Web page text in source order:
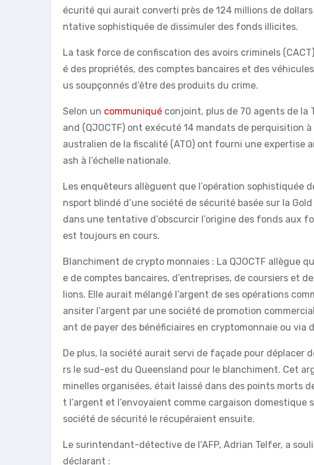
écurité qui aurait converti près de 124 millions de
ntative sophistiquée de dissimuler des fonds illicites.
La task force de confiscation des avoirs criminels
é des propriétés, des comptes bancaires et des
us soupçonnés d’être des produits du crime.
Selon un communiqué conjoint, plus de 70 agents de la
and (QJOCTF) ont exécuté 14 mandats de perquisition
australien de la fiscalité (ATO) ont fourni une expertise
ash à l’échelle nationale.
Les enquêteurs allèguent que l’opération sophistiquée
nsport blindé d’une société de sécurité basée sur la
dans une tentative d’obscurcir l’origine des fonds aux
est toujours en cours.
Blanchiment de crypto monnaies : La QJOCTF allègue
e de comptes bancaires, d’entreprises, de coursiers et
lions. Elle aurait mélangé l’argent de ses opérations
ansiter l’argent par une société de promotion
ant de payer des bénéficiaires en cryptomonnaie ou via
De plus, la société aurait servi de façade pour déplacer
rs le sud-est du Queensland pour le blanchiment. Cet
minelles organisées, était laissé dans des points morts
t l’argent et l’envoyaient comme cargaison domestique
société de sécurité le récupéraient ensuite.
Le surintendant-détective de l’AFP, Adrian Telfer, a
déclarant :